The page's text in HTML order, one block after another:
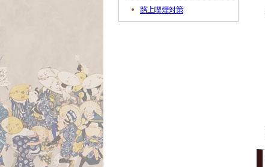
路上喫煙対策